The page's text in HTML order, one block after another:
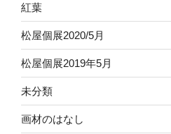
紅葉
松屋個展2020/5月
松屋個展2019年5月
未分類
画材のはなし